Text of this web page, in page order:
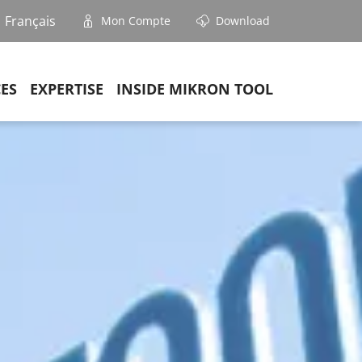
Français Mon Compte Download
EXPERTISE INSIDE MIKRON TOOL